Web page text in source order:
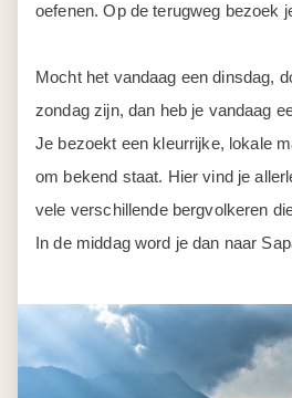
oefenen. Op de terugweg bezoek
Mocht het vandaag een dinsdag,
zondag zijn, dan heb je vandaag
Je bezoekt een kleurrijke, lokale
om bekend staat. Hier vind je
vele verschillende bergvolkeren
In de middag word je dan naar